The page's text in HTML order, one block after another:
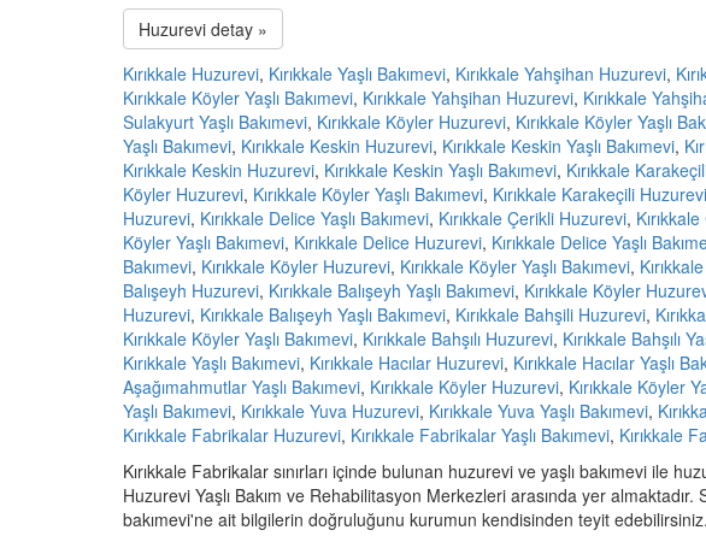
Huzurevi detay »
Kırıkkale Huzurevi, Kırıkkale Yaşlı Bakımevi, Kırıkkale Yahşihan Huzurevi,
Kırıkkale Köyler Yaşlı Bakımevi, Kırıkkale Yahşihan Huzurevi, Kırıkkale
Sulakyurt Yaşlı Bakımevi, Kırıkkale Köyler Huzurevi, Kırıkkale Köyler Yaşlı
Yaşlı Bakımevi, Kırıkkale Keskin Huzurevi, Kırıkkale Keskin Yaşlı Bakımevi,
Kırıkkale Keskin Huzurevi, Kırıkkale Keskin Yaşlı Bakımevi, Kırıkkale
Köyler Huzurevi, Kırıkkale Köyler Yaşlı Bakımevi, Kırıkkale Karakeçili Huzurevi
Huzurevi, Kırıkkale Delice Yaşlı Bakımevi, Kırıkkale Çerikli Huzurevi,
Köyler Yaşlı Bakımevi, Kırıkkale Delice Huzurevi, Kırıkkale Delice Yaşlı
Bakımevi, Kırıkkale Köyler Huzurevi, Kırıkkale Köyler Yaşlı Bakımevi,
Balışeyh Huzurevi, Kırıkkale Balışeyh Yaşlı Bakımevi, Kırıkkale Köyler
Huzurevi, Kırıkkale Balışeyh Yaşlı Bakımevi, Kırıkkale Bahşili Huzurevi,
Kırıkkale Köyler Yaşlı Bakımevi, Kırıkkale Bahşılı Huzurevi, Kırıkkale Bahşılı
Kırıkkale Yaşlı Bakımevi, Kırıkkale Hacılar Huzurevi, Kırıkkale Hacılar Yaşlı
Aşağımahmutlar Yaşlı Bakımevi, Kırıkkale Köyler Huzurevi, Kırıkkale Köyler
Yaşlı Bakımevi, Kırıkkale Yuva Huzurevi, Kırıkkale Yuva Yaşlı Bakımevi,
Kırıkkale Fabrikalar Huzurevi, Kırıkkale Fabrikalar Yaşlı Bakımevi, Kırıkkale
Kırıkkale Fabrikalar sınırları içinde bulunan huzurevi ve yaşlı bakımevi ile
Huzurevi Yaşlı Bakım ve Rehabilitasyon Merkezleri arasında yer
bakımevi'ne ait bilgilerin doğruluğunu kurumun kendisinden teyit edebilirsiniz.